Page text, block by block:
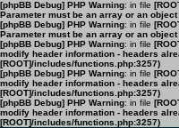
[phpBB Debug] PHP Warning: in file
Parameter must be an array or an
[phpBB Debug] PHP Warning: in file
Parameter must be an array or an
[phpBB Debug] PHP Warning: in file
modify header information - headers
[ROOT]/includes/functions.php:3257)
[phpBB Debug] PHP Warning: in file
modify header information - headers
[ROOT]/includes/functions.php:3257)
[phpBB Debug] PHP Warning: in file
modify header information - headers
[ROOT]/includes/functions.php:3257)